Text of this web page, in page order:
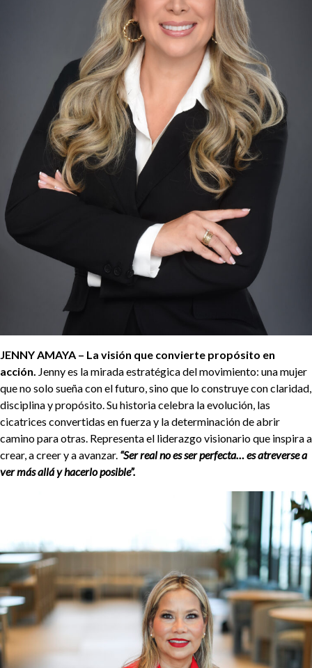
JENNY AMAYA – La visión que convierte propósito en
acción. Jenny es la mirada estratégica del movimiento: una mujer
que no solo sueña con el futuro, sino que lo construye con claridad,
disciplina y propósito. Su historia celebra la evolución, las
cicatrices convertidas en fuerza y la determinación de abrir
camino para otras. Representa el liderazgo visionario que inspira a
crear, a creer y a avanzar. “Ser real no es ser perfecta… es atreverse a
ver más allá y hacerlo posible”.